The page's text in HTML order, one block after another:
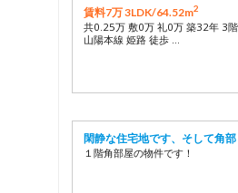
賃料7万 3LDK/64.52m2
共0.25万 敷0万 礼0万 築32年 3
山陽本線 姫路 徒歩 …
閑静な住宅地です、そして角
１階角部屋の物件です！